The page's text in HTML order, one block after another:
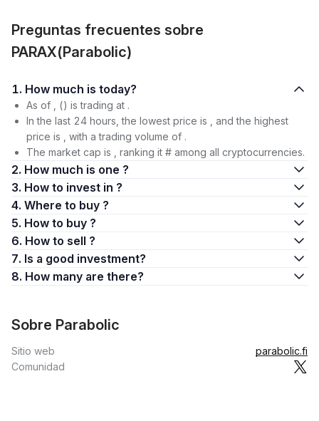
Preguntas frecuentes sobre
PARAX(Parabolic)
1. How much is today?
As of , () is trading at .
In the last 24 hours, the lowest price is , and the highest
price is , with a trading volume of .
The market cap is , ranking it # among all cryptocurrencies.
2. How much is one ?
3. How to invest in ?
4. Where to buy ?
5. How to buy ?
6. How to sell ?
7. Is a good investment?
8. How many are there?
Sobre Parabolic
Sitio web
parabolic.fi
Comunidad